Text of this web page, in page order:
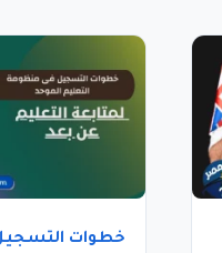
خطوات